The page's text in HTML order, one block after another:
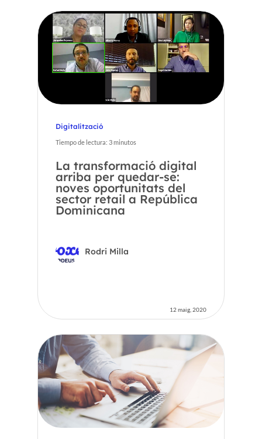
Digitalització
Tiempo de lectura: 3minutos
La transformació digital
arriba per quedar-se:
noves oportunitats del
sector retail a República
Dominicana
Rodri Milla
12 maig, 2020
Inici
Voxel
CA
FR
ES